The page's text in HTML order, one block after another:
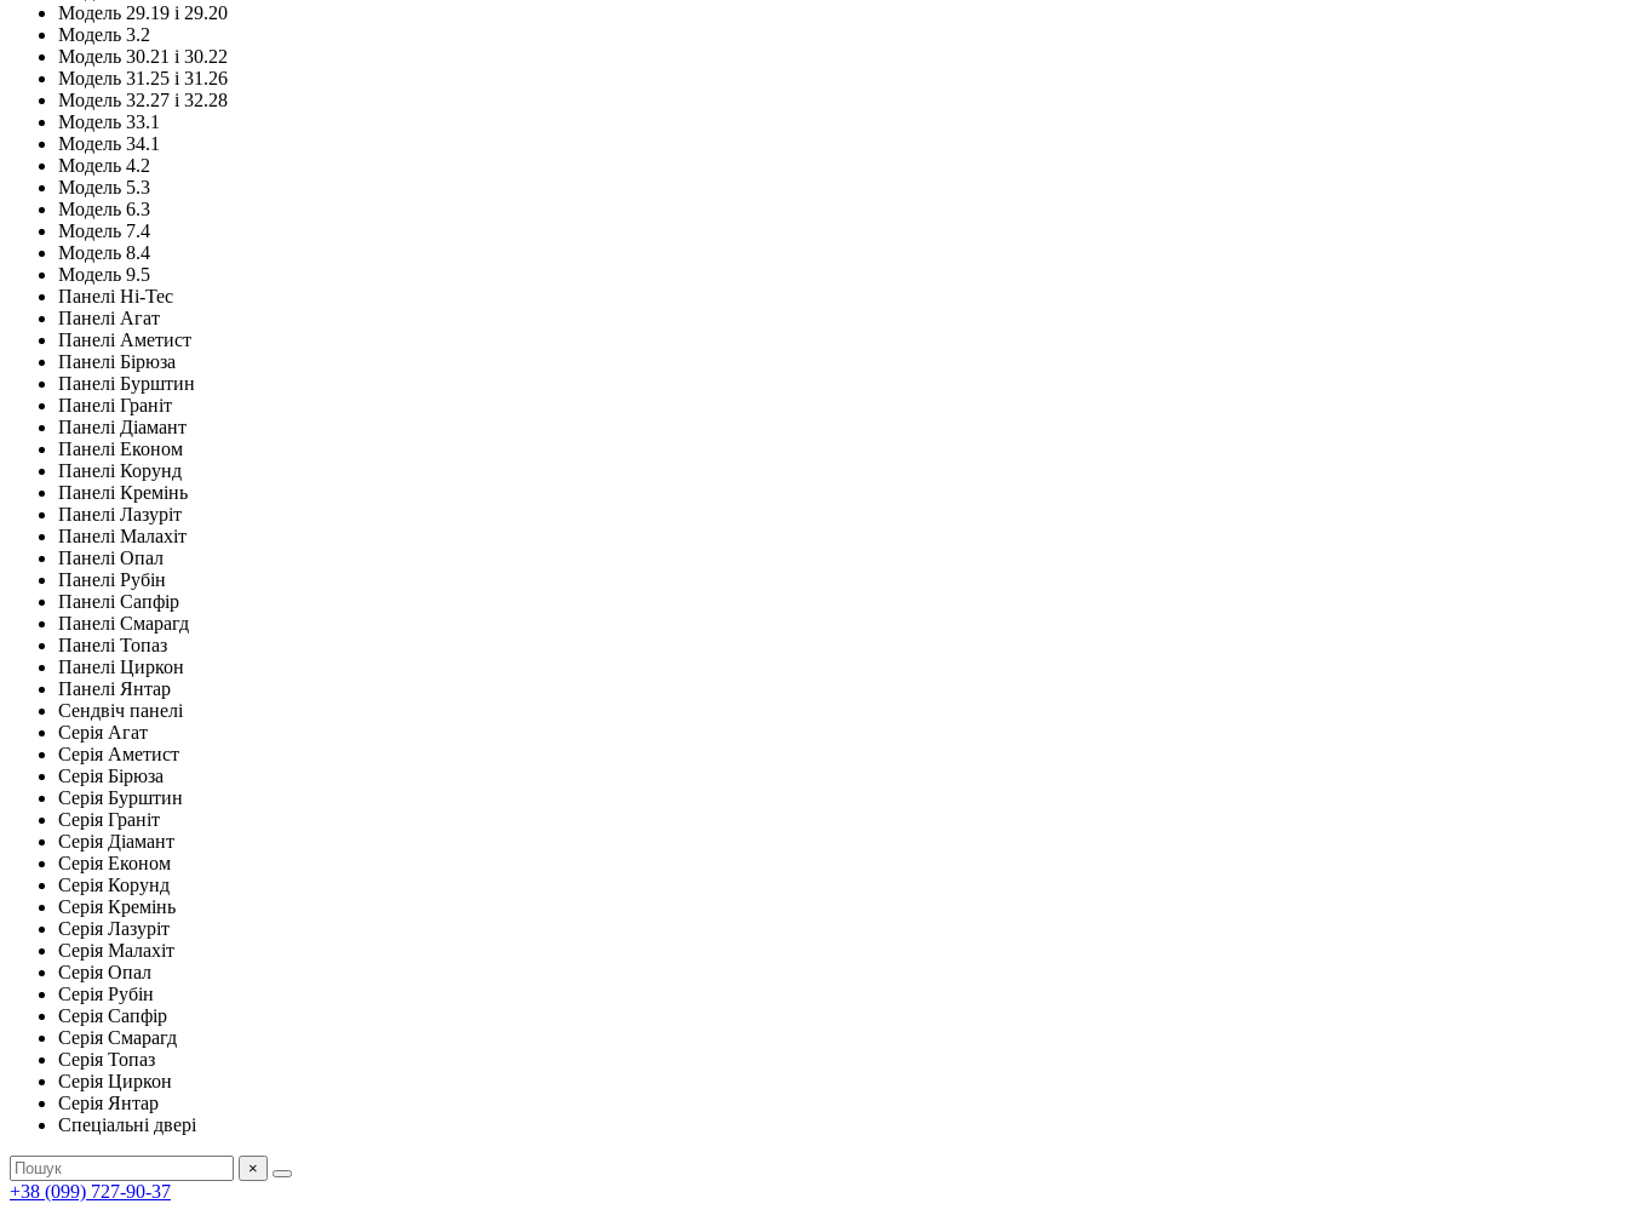
Модель 29.19 і 29.20
Модель 3.2
Модель 30.21 і 30.22
Модель 31.25 і 31.26
Модель 32.27 і 32.28
Модель 33.1
Модель 34.1
Модель 4.2
Модель 5.3
Модель 6.3
Модель 7.4
Модель 8.4
Модель 9.5
Панелі Hi-Tec
Панелі Агат
Панелі Аметист
Панелі Бірюза
Панелі Бурштин
Панелі Граніт
Панелі Діамант
Панелі Економ
Панелі Корунд
Панелі Кремінь
Панелі Лазуріт
Панелі Малахіт
Панелі Опал
Панелі Рубін
Панелі Сапфір
Панелі Смарагд
Панелі Топаз
Панелі Циркон
Панелі Янтар
Сендвіч панелі
Серія Агат
Серія Аметист
Серія Бірюза
Серія Бурштин
Серія Граніт
Серія Діамант
Серія Економ
Серія Корунд
Серія Кремінь
Серія Лазуріт
Серія Малахіт
Серія Опал
Серія Рубін
Серія Сапфір
Серія Смарагд
Серія Топаз
Серія Циркон
Серія Янтар
Спеціальні двері
×
+38 (099) 727-90-37